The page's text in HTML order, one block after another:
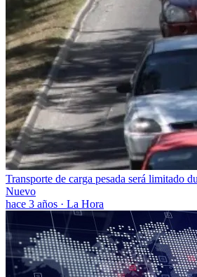
Transporte de carga pesada será limitado
Nuevo
hace 3 años · La Hora